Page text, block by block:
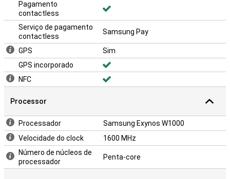
Pagamento
contactless
Serviço de pagamento
contactless
Samsung Pay
GPS
Sim
GPS incorporado
NFC
Processor
Processador
Samsung Exynos W1000
Velocidade do clock
1600 MHz
Número de núcleos de
processador
Penta-core